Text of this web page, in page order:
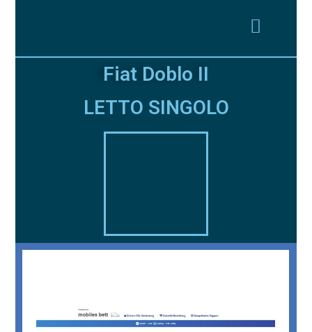
Fiat Doblo II
LETTO SINGOLO